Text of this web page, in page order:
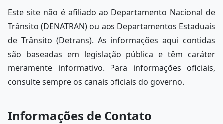
Este site não é afiliado ao Departamento Nacional de
Trânsito (DENATRAN) ou aos Departamentos Estaduais
de Trânsito (Detrans). As informações aqui contidas
são baseadas em legislação pública e têm caráter
meramente informativo. Para informações oficiais,
consulte sempre os canais oficiais do governo.
Informações de Contato